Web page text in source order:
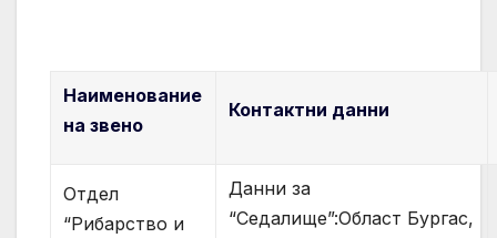
Наименование
на звено
Контактни данни
Отдел
“Рибарство и
Данни за
“Седалище”:Област Бургас,